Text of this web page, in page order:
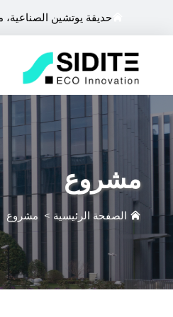
حديقة يوتشين الصناعية،
مشروع
الصفحة الرئيسية > مشروع